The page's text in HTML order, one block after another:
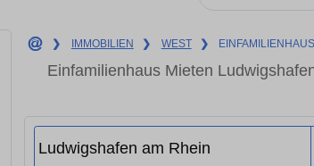
❯ IMMOBILIEN ❯ WEST ❯
Einfamilienhaus Mieten